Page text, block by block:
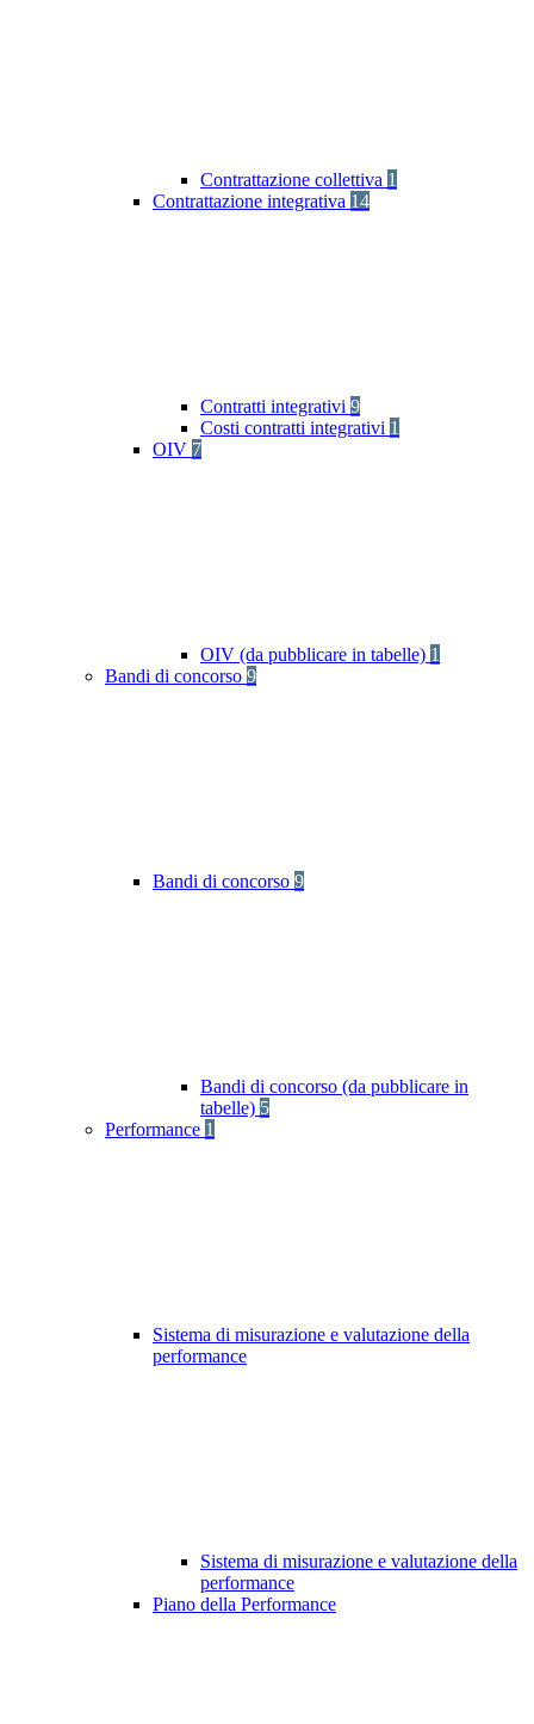
Contrattazione collettiva 1
Contrattazione integrativa 14
Contratti integrativi 9
Costi contratti integrativi 1
OIV 7
OIV (da pubblicare in tabelle) 1
Bandi di concorso 9
Bandi di concorso 9
Bandi di concorso (da pubblicare in
tabelle) 5
Performance 1
Sistema di misurazione e valutazione della
performance
Sistema di misurazione e valutazione della
performance
Piano della Performance